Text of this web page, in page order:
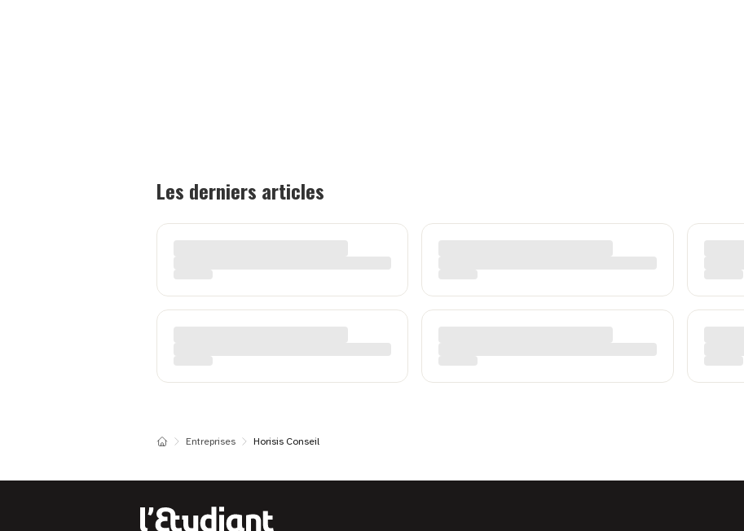
Les derniers articles
Entreprises Horisis Conseil